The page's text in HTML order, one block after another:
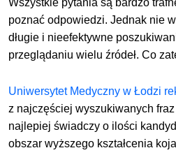
Wszystkie pytania są bardzo
poznać odpowiedzi. Jednak nie
długie i nieefektywne
przeglądaniu wielu źródeł. Co
Uniwersytet Medyczny w Łodzi
z najczęściej wyszukiwanych
najlepiej świadczy o ilości
obszar wyższego kształcenia